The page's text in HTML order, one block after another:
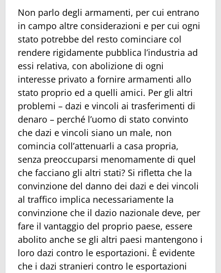
Non parlo degli armamenti, per cui entrano
in campo altre considerazioni e per cui ogni
stato potrebbe del resto cominciare col
rendere rigidamente pubblica l’industria ad
essi relativa, con abolizione di ogni
interesse privato a fornire armamenti allo
stato proprio ed a quelli amici. Per gli altri
problemi – dazi e vincoli ai trasferimenti di
denaro – perché l’uomo di stato convinto
che dazi e vincoli siano un male, non
comincia coll’attenuarli a casa propria,
senza preoccuparsi menomamente di quel
che facciano gli altri stati? Si rifletta che la
convinzione del danno dei dazi e dei vincoli
al traffico implica necessariamente la
convinzione che il dazio nazionale deve, per
fare il vantaggio del proprio paese, essere
abolito anche se gli altri paesi mantengono i
loro dazi contro le esportazioni. È evidente
che i dazi stranieri contro le esportazioni